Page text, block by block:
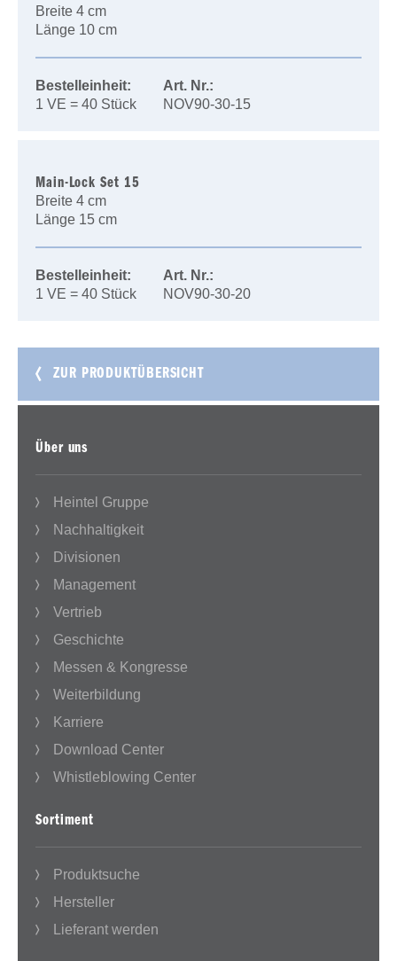
Breite 4 cm
Länge 10 cm
Bestelleinheit:
Art. Nr.:
1 VE = 40 Stück
NOV90-30-15
Main-Lock Set 15
Breite 4 cm
Länge 15 cm
Bestelleinheit:
Art. Nr.:
1 VE = 40 Stück
NOV90-30-20
ZUR PRODUKTÜBERSICHT
Über uns
Heintel Gruppe
Nachhaltigkeit
Divisionen
Management
Vertrieb
Geschichte
Messen & Kongresse
Weiterbildung
Karriere
Download Center
Whistleblowing Center
Sortiment
Produktsuche
Hersteller
Lieferant werden